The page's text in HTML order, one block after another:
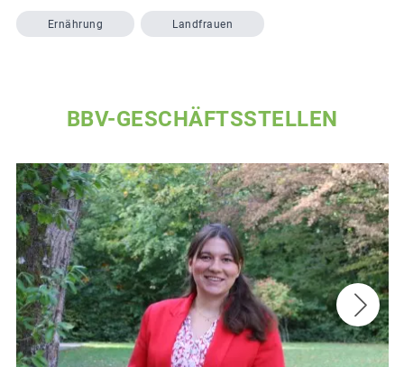
Ernährung Landfrauen
BBV-GESCHÄFTSSTELLEN